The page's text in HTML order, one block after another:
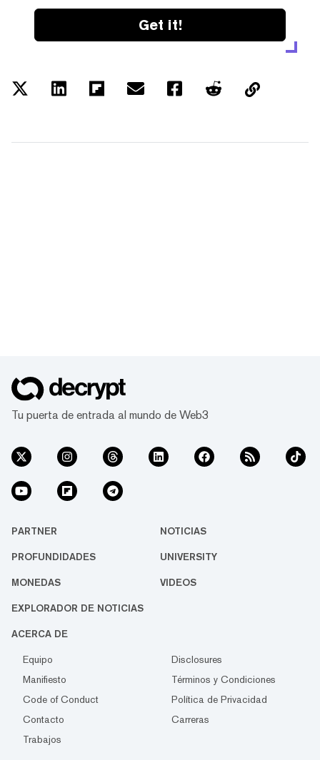
Get it!
Tu puerta de entrada al mundo de Web3
PARTNER NOTICIAS
PROFUNDIDADES UNIVERSITY
MONEDAS VIDEOS
EXPLORADOR DE NOTICIAS
ACERCA DE
Equipo
Disclosures
Manifiesto
Términos y Condiciones
Code of Conduct
Política de Privacidad
Contacto
Carreras
Trabajos